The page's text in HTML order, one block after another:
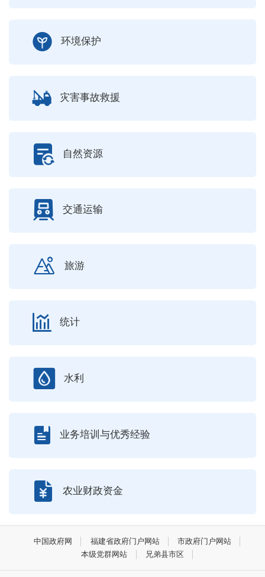
环境保护
灾害事故救援
自然资源
交通运输
旅游
统计
水利
业务培训与优秀经验
农业财政资金
中国政府网 福建省政府门户网站
市政府门户网站
本级党群网站
兄弟县市区